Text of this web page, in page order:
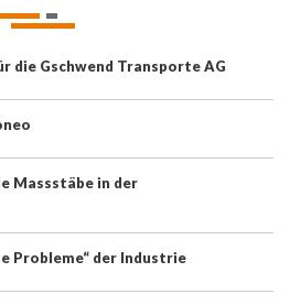
die Gschwend Transporte AG
Massstäbe in der
Probleme“ der Industrie